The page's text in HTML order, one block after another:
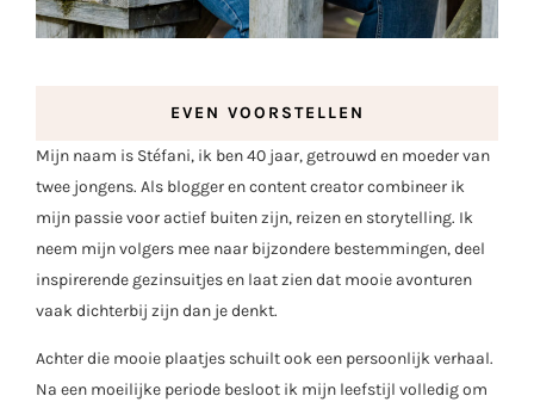
EVEN VOORSTELLEN
Mijn naam is Stéfani, ik ben 40 jaar, getrouwd en moeder van
twee jongens. Als blogger en content creator combineer ik
mijn passie voor actief buiten zijn, reizen en storytelling. Ik
neem mijn volgers mee naar bijzondere bestemmingen, deel
inspirerende gezinsuitjes en laat zien dat mooie avonturen
vaak dichterbij zijn dan je denkt.
Achter die mooie plaatjes schuilt ook een persoonlijk verhaal.
Na een moeilijke periode besloot ik mijn leefstijl volledig om